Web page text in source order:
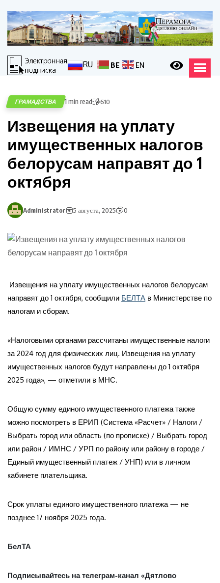
RU BE EN
ГРАМАДСТВА 1 min read 610
Извещения на уплату
имущественных налогов
белорусам направят до 1
октября
Administrator 5 августа, 2025 0
Извещения на уплату имущественных налогов белорусам
направят до 1 октября, сообщили БЕЛТА в Министерстве по
налогам и сборам.
«Налоговыми органами рассчитаны имущественные налоги
за 2024 год для физических лиц. Извещения на уплату
имущественных налогов будут направлены до 1 октября
2025 года», — отметили в МНС.
Общую сумму единого имущественного платежа также
можно посмотреть в ЕРИП (Система «Расчет» / Налоги /
Выбрать город или область (по прописке) / Выбрать город
или район / ИМНС / УРП по району или району в городе /
Единый имущественный платеж / УНП) или в личном
кабинете плательщика.
Срок уплаты единого имущественного платежа — не
позднее 17 ноября 2025 года.
БелТА
Подписывайтесь на телеграм-канал «Дятлово